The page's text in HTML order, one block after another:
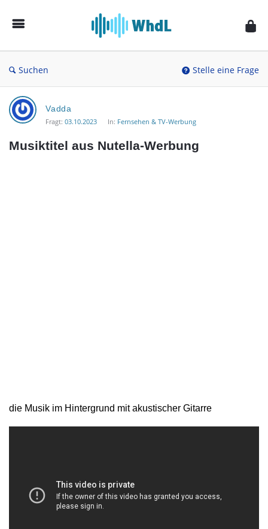
von
Suchen Stelle eine Frage
Musikforum
von
WieheisstdasLied.de
Vadda
Fragt: 03.10.2023 In: Fernsehen & TV-Werbung
Musiktitel aus Nutella-Werbung
die Musik im Hintergrund mit akustischer Gitarre